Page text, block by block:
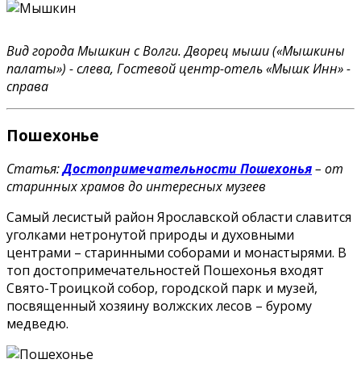
Вид города Мышкин с Волги. Дворец мыши («Мышкины
палаты») - слева, Гостевой центр-отель «Мышк Инн» -
справа
Пошехонье
Статья:Достопримечательности Пошехонья– от
старинных храмов до интересных музеев
Самый лесистый район Ярославской области славится
уголками нетронутой природы и духовными
центрами – старинными соборами и монастырями. В
топ достопримечательностей Пошехонья входят
Свято-Троицкой собор, городской парк и музей,
посвященный хозяину волжских лесов – бурому
медведю.